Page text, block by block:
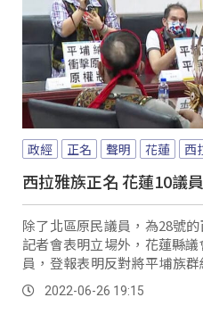
政經 正名 聲明 花蓮 西
西拉雅族正名 花蓮10議
除了北區原民議員，為28號
記者會表明立場外，花蓮縣
員，登報表明反對將平埔族群
中也列出五大重點，認為族群
我認同和制度保障不能混為一
2022-06-26 19:15